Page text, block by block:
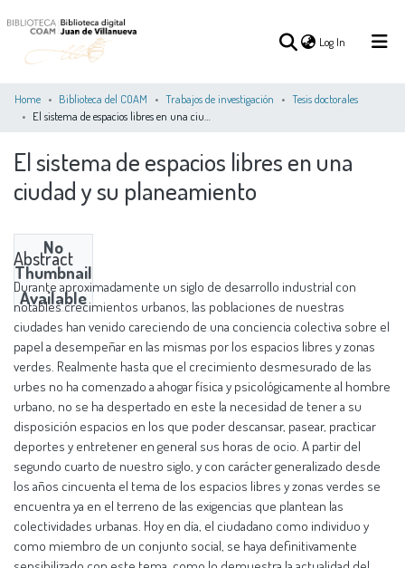
Log In (current)
ALL OF DSPACE
STATISTICS
Home Biblioteca del COAM Trabajos de investigación
Tesis doctorales
El sistema de espacios libres en una
ciudad y su planeamiento
No
Thumbnail
Available
Abstract
Durante aproximadamente un siglo de desarrollo industrial con
notables crecimientos urbanos, las poblaciones de nuestras
ciudades han venido careciendo de una conciencia colectiva sobre el
papel a desempeñar en las mismas por los espacios libres y zonas
verdes. Realmente hasta que el crecimiento desmesurado de las
urbes no ha comenzado a ahogar física y psicológicamente al hombre
urbano, no se ha despertado en este la necesidad de tener a su
disposición espacios en los que poder descansar, pasear, practicar
deportes y entretener en general sus horas de ocio. A partir del
segundo cuarto de nuestro siglo, y con carácter generalizado desde
los años cincuenta el tema de los espacios libres y zonas verdes se
encuentra ya en el terreno de las exigencias que plantean las
colectividades urbanas. Hoy en día, el ciudadano como individuo y
como miembro de un conjunto social, se haya definitivamente